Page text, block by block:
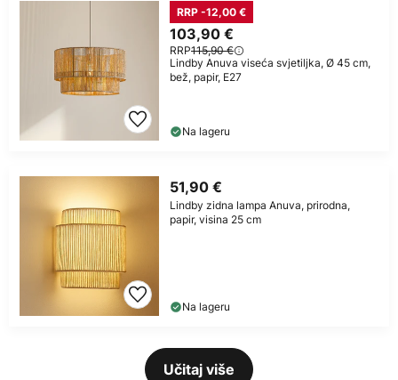
103,90 €
RRP115,90 €
RRP -12,00 €
Lindby Anuva viseća svjetiljka, Ø 45 cm,
bež, papir, E27
Na lageru
51,90 €
Lindby zidna lampa Anuva, prirodna,
papir, visina 25 cm
Na lageru
Učitaj više